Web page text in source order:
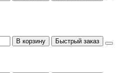
В корзину Быстрый заказ